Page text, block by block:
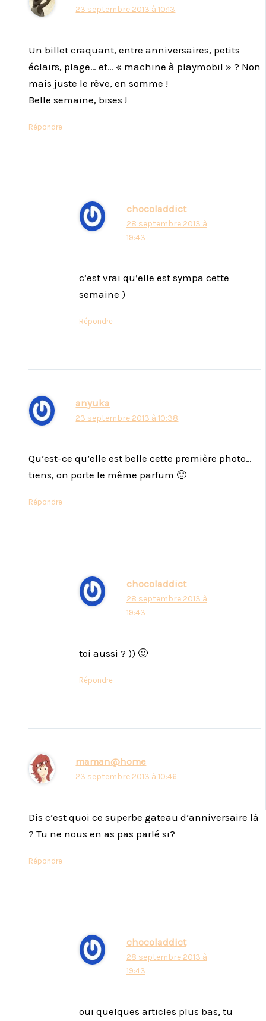
23 septembre 2013 à 10:13
Un billet craquant, entre anniversaires, petits
éclairs, plage… et… « machine à playmobil » ? Non
mais juste le rêve, en somme !
Belle semaine, bises !
Répondre
chocoladdict
28 septembre 2013 à
19:43
c’est vrai qu’elle est sympa cette
semaine )
Répondre
anyuka
23 septembre 2013 à 10:38
Qu’est-ce qu’elle est belle cette première photo…
tiens, on porte le même parfum 🙂
Répondre
chocoladdict
28 septembre 2013 à
19:43
toi aussi ? )) 🙂
Répondre
maman@home
23 septembre 2013 à 10:46
Dis c’est quoi ce superbe gateau d’anniversaire là
? Tu ne nous en as pas parlé si?
Répondre
chocoladdict
28 septembre 2013 à
19:43
oui quelques articles plus bas, tu